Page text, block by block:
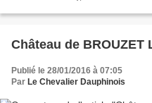
Château de BROUZET
Publié le 28/01/2016 à 07:05
Par Le Chevalier Dauphinois